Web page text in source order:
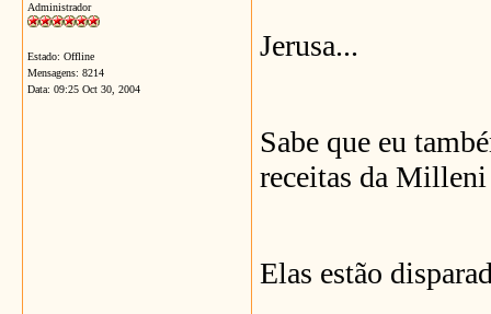
Administrador
Estado: Offline
Mensagens: 8214
Data: 09:25 Oct 30, 2004
Jerusa...
Sabe que eu
receitas da
Elas estão